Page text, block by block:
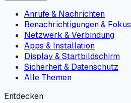
Anrufe & Nachrichten
Benachrichtigungen & Fokus
Netzwerk & Verbindung
Apps & Installation
Display & Startbildschirm
Sicherheit & Datenschutz
Alle Themen
Entdecken